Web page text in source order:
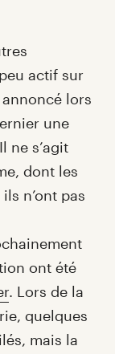
actif sur
lors
une
ne s’agit
dont les
n’ont pas
ont été
. Lors de la
quelques
mais la